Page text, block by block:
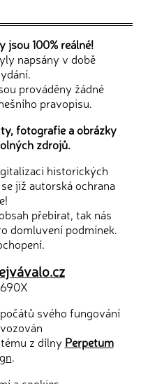
jsou 100% reálné!
napsány v době
prováděny žádné
pravopisu.
fotografie a obrázky
zdrojů.
historických
již autorská ochrana
přebírat, tak nás
domluvení podmínek.
svého fungování
z dílny Perpetum
.